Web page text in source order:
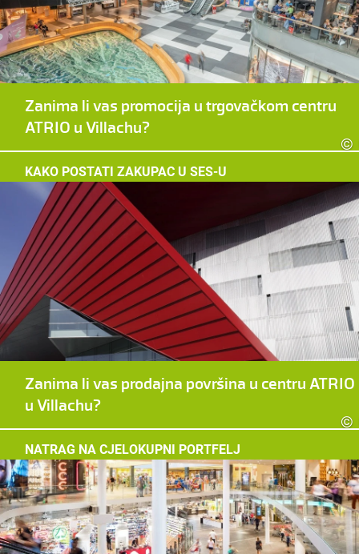
©
Zanima li vas promocija u trgovačkom centru
ATRIO u Villachu?
KAKO POSTATI ZAKUPAC U SES-U
©
Zanima li vas prodajna površina u centru ATRIO
u Villachu?
NATRAG NA CJELOKUPNI PORTFELJ